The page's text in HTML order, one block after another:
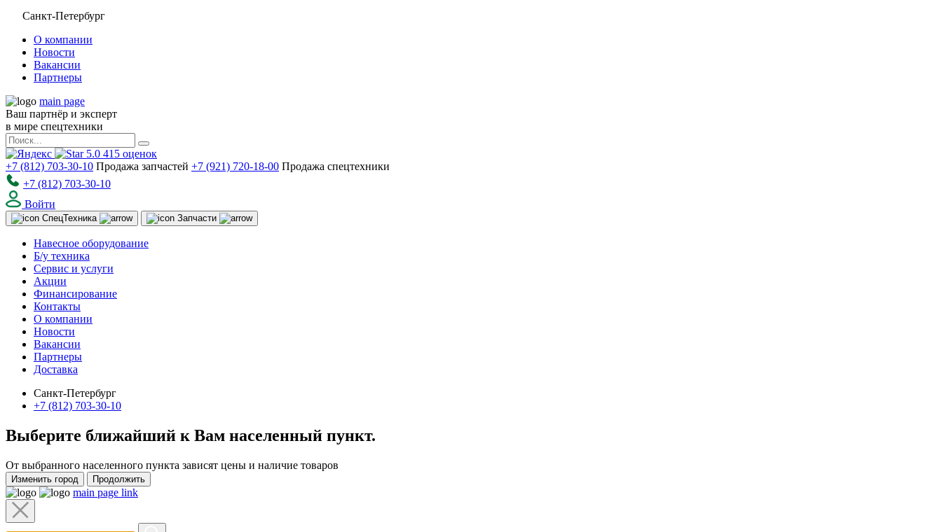
Санкт-Петербург
О компании
Новости
Вакансии
Партнеры
main page
Ваш партнёр и эксперт
в мире спецтехники
5.0 415 оценок
+7 (812) 703-30-10 Продажа запчастей +7 (921) 720-18-00 Продажа спецтехники
+7 (812) 703-30-10
Войти
СпецТехника Запчасти
Навесное оборудование
Б/у техника
Сервис и услуги
Акции
Финансирование
Контакты
О компании
Новости
Вакансии
Партнеры
Доставка
Санкт-Петербург
+7 (812) 703-30-10
Выберите ближайший к Вам населенный пункт.
От выбранного населенного пункта зависят цены и наличие товаров
Изменить город Продолжить
main page link